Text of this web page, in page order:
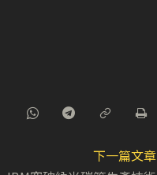
下一篇文章